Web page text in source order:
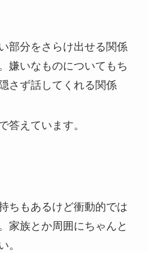
部分をさらけ出せる関係
嫌いなものについてもち
さず話してくれる関係
答えています。
ちもあるけど衝動的では
家族とか周囲にちゃんと
。